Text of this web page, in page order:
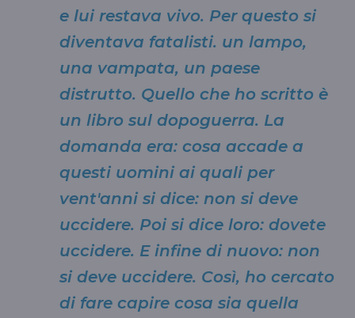
e lui restava vivo. Per questo si
diventava fatalisti. un lampo,
una vampata, un paese
distrutto. Quello che ho scritto è
un libro sul dopoguerra. La
domanda era: cosa accade a
questi uomini ai quali per
vent'anni si dice: non si deve
uccidere. Poi si dice loro: dovete
uccidere. E infine di nuovo: non
si deve uccidere. Così, ho cercato
di fare capire cosa sia quella